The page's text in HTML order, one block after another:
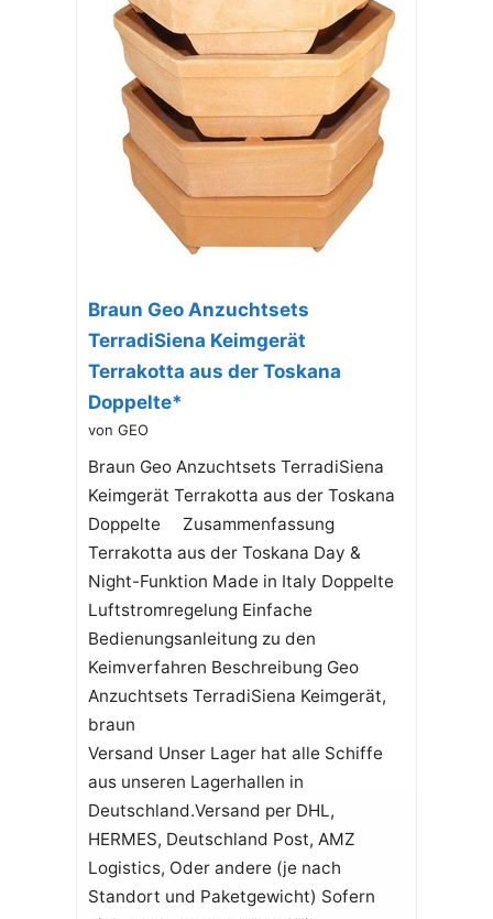
Braun Geo Anzuchtsets
TerradiSiena Keimgerät
Terrakotta aus der Toskana
Doppelte*
von GEO
Braun Geo Anzuchtsets TerradiSiena
Keimgerät Terrakotta aus der Toskana
Doppelte Zusammenfassung
Terrakotta aus der Toskana Day &
Night-Funktion Made in Italy Doppelte
Luftstromregelung Einfache
Bedienungsanleitung zu den
Keimverfahren Beschreibung Geo
Anzuchtsets TerradiSiena Keimgerät,
braun
Versand Unser Lager hat alle Schiffe
aus unseren Lagerhallen in
Deutschland.Versand per DHL,
HERMES, Deutschland Post, AMZ
Logistics, Oder andere (je nach
Standort und Paketgewicht) Sofern